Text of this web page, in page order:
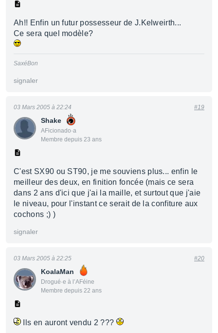
Ah!! Enfin un futur possesseur de J.Kelweirth...
Ce sera quel modèle?
SaxéBon
signaler
Shake
AFicionado·a
Membre depuis 23 ans
03 Mars 2005 à 22:24 #19
C'est SX90 ou ST90, je me souviens plus... enfin le
meilleur des deux, en finition foncée (mais ce sera
dans 2 ans d'ici que j'ai la maille, et surtout que j'aie
le niveau, pour l'instant ce serait de la confiture aux
cochons ;) )
signaler
KoalaMan
Drogué·e à l’AFéine
Membre depuis 22 ans
03 Mars 2005 à 22:25 #20
Ils en auront vendu 2 ???